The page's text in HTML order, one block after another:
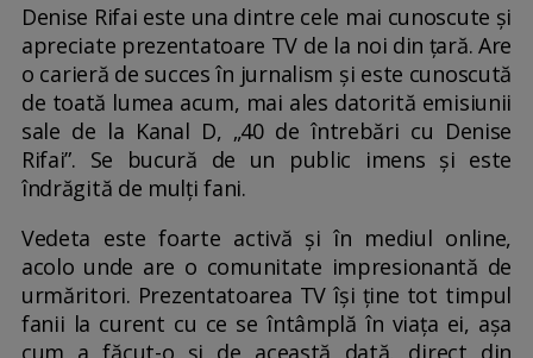
Denise Rifai este una dintre cele mai cunoscute și
apreciate prezentatoare TV de la noi din țară. Are
o carieră de succes în jurnalism și este cunoscută
de toată lumea acum, mai ales datorită emisiunii
sale de la Kanal D, „40 de întrebări cu Denise
Rifai”. Se bucură de un public imens și este
îndrăgită de mulți fani.
Vedeta este foarte activă și în mediul online,
acolo unde are o comunitate impresionantă de
urmăritori. Prezentatoarea TV își ține tot timpul
fanii la curent cu ce se întâmplă în viața ei, așa
cum a făcut-o și de această dată, direct din